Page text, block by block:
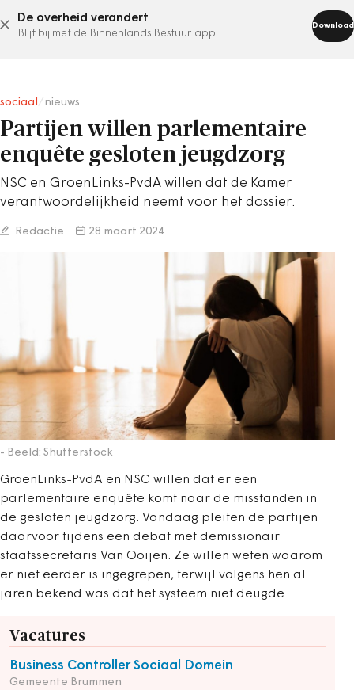
De overheid verandert
Blijf bij met de Binnenlands Bestuur app
Download
abonneer nu
sociaal nieuws
Partijen willen parlementaire
enquête gesloten jeugdzorg
NSC en GroenLinks-PvdA willen dat de Kamer
verantwoordelijkheid neemt voor het dossier.
Redactie 28 maart 2024
- Beeld: Shutterstock
GroenLinks-PvdA en NSC willen dat er een
parlementaire enquête komt naar de misstanden in
de gesloten jeugdzorg. Vandaag pleiten de partijen
daarvoor tijdens een debat met demissionair
staatssecretaris Van Ooijen. Ze willen weten waarom
er niet eerder is ingegrepen, terwijl volgens hen al
jaren bekend was dat het systeem niet deugde.
Vacatures
Business Controller Sociaal Domein
Gemeente Brummen